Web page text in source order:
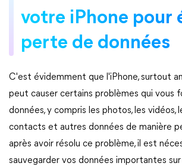
votre iPhone pour
perte de données
C'est évidemment que l'iPhone, surtout
peut causer certains problèmes qui vous
données, y compris les photos, les vidéos,
contacts et autres données de manière
après avoir résolu ce problème, il est
sauvegarder vos données importantes